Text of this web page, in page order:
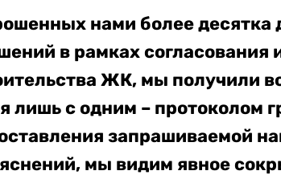
нами более десятка
в рамках согласования
ЖК, мы получили
лишь с одним – протоколом
запрашиваемой
мы видим явное